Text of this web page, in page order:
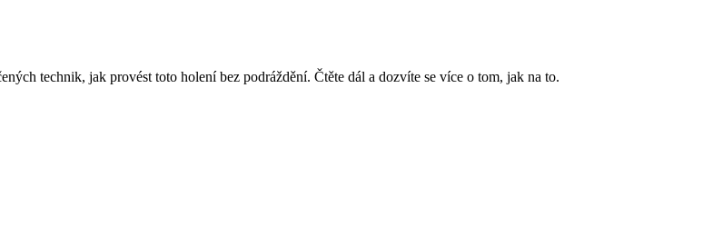
technik, jak provést toto holení bez podráždění. Čtěte dál a dozvíte se více o tom, jak na to.